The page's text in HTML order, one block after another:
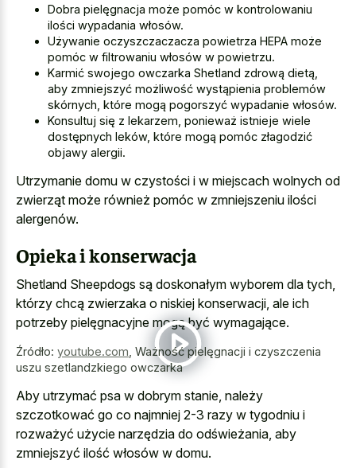
Dobra pielęgnacja może pomóc w kontrolowaniu
ilości wypadania włosów.
Używanie oczyszczaczacza powietrza HEPA może
pomóc w filtrowaniu włosów w powietrzu.
Karmić swojego owczarka Shetland zdrową dietą,
aby zmniejszyć możliwość wystąpienia problemów
skórnych, które mogą pogorszyć wypadanie włosów.
Konsultuj się z lekarzem, ponieważ istnieje wiele
dostępnych leków, które mogą pomóc złagodzić
objawy alergii.
Utrzymanie domu w czystości i w miejscach wolnych od
zwierząt może również pomóc w zmniejszeniu ilości
alergenów.
Opieka i konserwacja
Shetland Sheepdogs są doskonałym wyborem dla tych,
którzy chcą zwierzaka o niskiej konserwacji, ale ich
potrzeby pielęgnacyjne mogą być wymagające.
Źródło: youtube.com Ważność pielęgnacji i czyszczenia
uszu szetlandzkiego owczarka
Aby utrzymać psa w dobrym stanie, należy
szczotkować go co najmniej 2-3 razy w tygodniu i
rozważyć użycie narzędzia do odświeżania, aby
zmniejszyć ilość włosów w domu.